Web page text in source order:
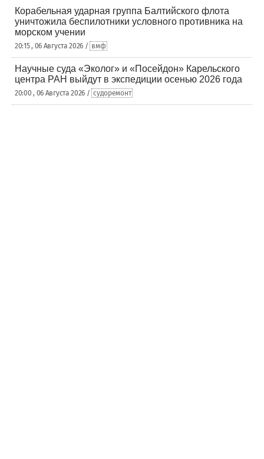
Корабельная ударная группа Балтийского флота
уничтожила беспилотники условного противника на
морском учении
20:15 , 06 Августа 2026 / вмф
Научные суда «Эколог» и «Посейдон» Карельского
центра РАН выйдут в экспедиции осенью 2026 года
20:00 , 06 Августа 2026 / судоремонт